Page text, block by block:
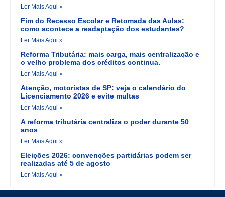
Ler Mais Aqui »
Fim do Recesso Escolar e Retomada das Aulas:
como acontece a readaptação dos estudantes?
Ler Mais Aqui »
Reforma Tributária: mais carga, mais centralização e
o velho problema dos créditos continua.
Ler Mais Aqui »
Atenção, motoristas de SP: veja o calendário do
Licenciamento 2026 e evite multas
Ler Mais Aqui »
A reforma tributária centraliza o poder durante 50
anos
Ler Mais Aqui »
Eleições 2026: convenções partidárias podem ser
realizadas até 5 de agosto
Ler Mais Aqui »